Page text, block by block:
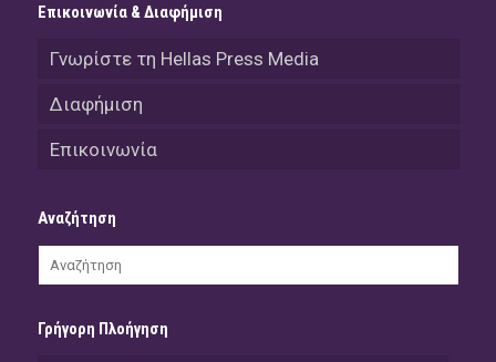
Επικοινωνία & Διαφήμιση
Γνωρίστε τη Hellas Press Media
Διαφήμιση
Επικοινωνία
Αναζήτηση
Γρήγορη Πλοήγηση